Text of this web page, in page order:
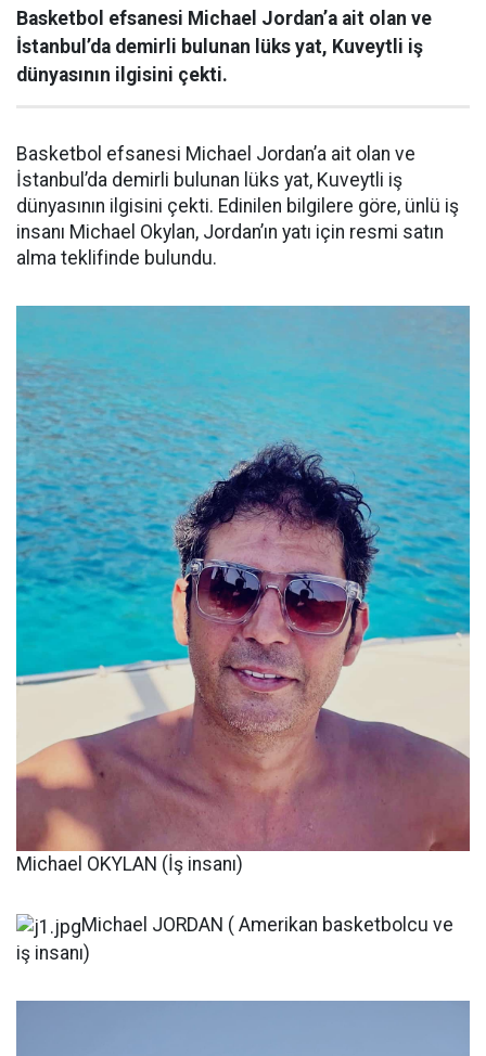
Basketbol efsanesi Michael Jordan’a ait olan ve
İstanbul’da demirli bulunan lüks yat, Kuveytli iş
dünyasının ilgisini çekti.
Basketbol efsanesi Michael Jordan’a ait olan ve
İstanbul’da demirli bulunan lüks yat, Kuveytli iş
dünyasının ilgisini çekti. Edinilen bilgilere göre, ünlü iş
insanı Michael Okylan, Jordan’ın yatı için resmi satın
alma teklifinde bulundu.
Michael OKYLAN (İş insanı)
Michael JORDAN ( Amerikan basketbolcu ve
iş insanı)